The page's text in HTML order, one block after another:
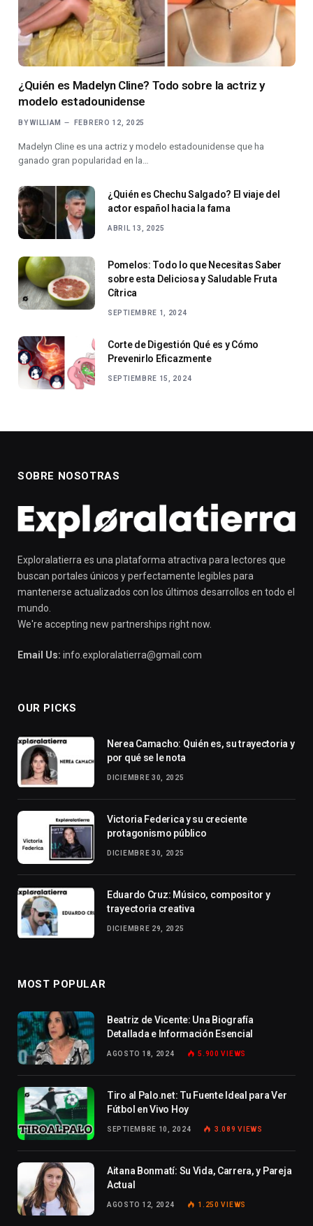
¿Quién es Madelyn Cline? Todo sobre la actriz y
modelo estadounidense
BY WILLIAM FEBRERO 12, 2025
Madelyn Cline es una actriz y modelo estadounidense que ha
ganado gran popularidad en la…
¿Quién es Chechu Salgado? El viaje del
actor español hacia la fama
ABRIL 13, 2025
Pomelos: Todo lo que Necesitas Saber
sobre esta Deliciosa y Saludable Fruta
Cítrica
SEPTIEMBRE 1, 2024
Corte de Digestión Qué es y Cómo
Prevenirlo Eficazmente
SEPTIEMBRE 15, 2024
SOBRE NOSOTRAS
Exploralatierra es una plataforma atractiva para lectores que
buscan portales únicos y perfectamente legibles para
mantenerse actualizados con los últimos desarrollos en todo el
mundo.
We're accepting new partnerships right now.
Email Us: info.exploralatierra@gmail.com
OUR PICKS
Nerea Camacho: Quién es, su trayectoria y
por qué se le nota
DICIEMBRE 30, 2025
Victoria Federica y su creciente
protagonismo público
DICIEMBRE 30, 2025
Eduardo Cruz: Músico, compositor y
trayectoria creativa
DICIEMBRE 29, 2025
MOST POPULAR
Beatriz de Vicente: Una Biografía
Detallada e Información Esencial
AGOSTO 18, 2024 5.900VIEWS
Tiro al Palo.net: Tu Fuente Ideal para Ver
Fútbol en Vivo Hoy
SEPTIEMBRE 10, 2024 3.089VIEWS
Aitana Bonmatí: Su Vida, Carrera, y Pareja
Actual
AGOSTO 12, 2024 1.250VIEWS